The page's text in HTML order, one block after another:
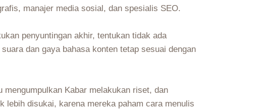
manajer media sosial, dan spesialis SEO.
penyuntingan akhir, tentukan tidak ada
dan gaya bahasa konten tetap sesuai dengan
Kabar melakukan riset, dan
lebih disukai, karena mereka paham cara menulis